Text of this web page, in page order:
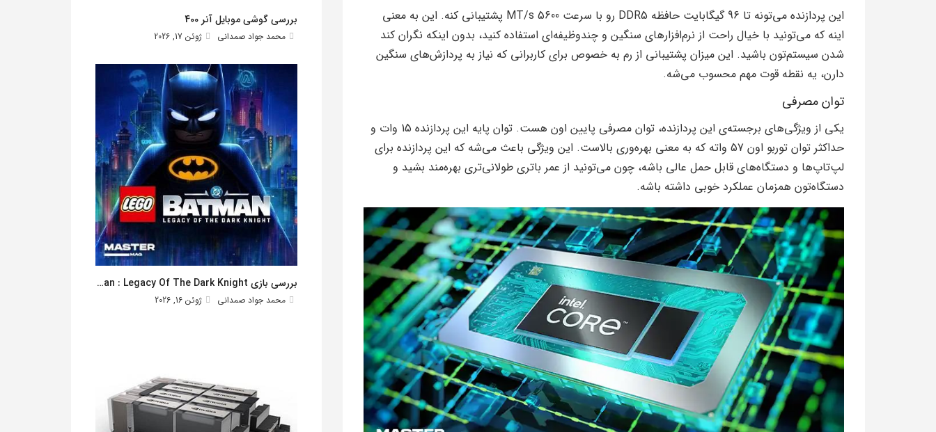
این پردازنده می‌تونه تا 96 گیگابایت حافظه DDR5 رو با سرعت 5600 MT/s پشتیبانی کنه. این به معنی
اینه که می‌تونید با خیال راحت از نرم‌افزارهای سنگین و چندوظیفه‌ای استفاده کنید، بدون اینکه نگران کند
شدن سیستم‌تون باشید. این میزان پشتیبانی از رم به خصوص برای کاربرانی که نیاز به پردازش‌های سنگین
دارن، یه نقطه قوت مهم محسوب می‌شه.
توان مصرفی
یکی از ویژگی‌های برجسته‌ی این پردازنده، توان مصرفی پایین اون هست. توان پایه این پردازنده 15 وات و
حداکثر توان توربو اون 57 واته که به معنی بهره‌وری بالاست. این ویژگی باعث می‌شه که این پردازنده برای
لپ‌تاپ‌ها و دستگاه‌های قابل حمل عالی باشه، چون می‌تونید از عمر باتری طولانی‌تری بهره‌مند بشید و
دستگاه‌تون همزمان عملکرد خوبی داشته باشه.
بررسی گوشی موبایل آنر 400
محمد جواد صمدانی ژوئن 17, 2026
بررسی بازی Lego Batman : Legacy Of The Dark Knight
محمد جواد صمدانی ژوئن 16, 2026